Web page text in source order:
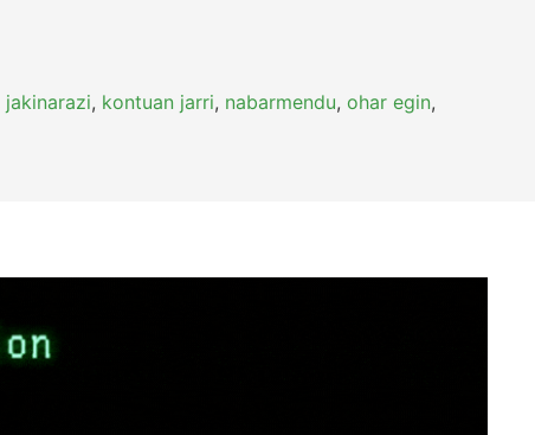
jakinarazi, kontuan jarri, nabarmendu, ohar egin,